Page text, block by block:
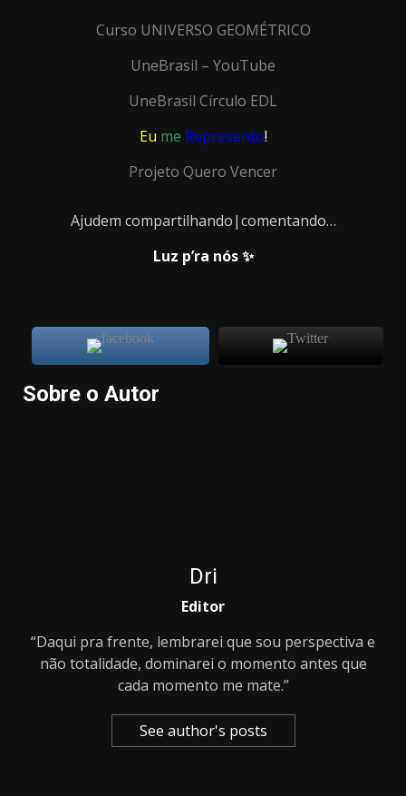
Curso UNIVERSO GEOMÉTRICO
UneBrasil – YouTube
UneBrasil Círculo EDL
Eu me Represento!
Projeto Quero Vencer
Ajudem compartilhando|comentando…
Luz p’ra nós ✨
Sobre o Autor
Dri
Editor
“Daqui pra frente, lembrarei que sou perspectiva e
não totalidade, dominarei o momento antes que
cada momento me mate.”
See author's posts